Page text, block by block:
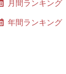
月間ランキング
年間ランキング